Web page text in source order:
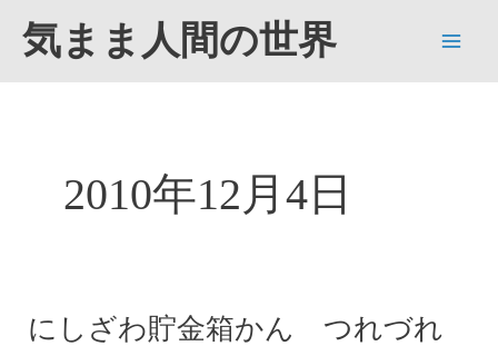
気まま人間の世界
2010年12月4日
にしざわ貯金箱かん つれづれ